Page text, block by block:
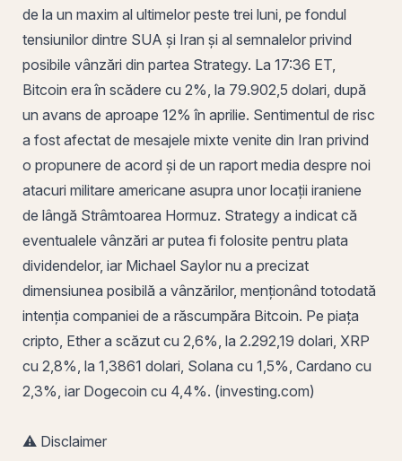
de la un maxim al ultimelor peste trei luni, pe fondul
tensiunilor dintre SUA și Iran și al semnalelor privind
posibile vânzări din partea Strategy. La 17:36 ET,
Bitcoin era în scădere cu 2%, la 79.902,5 dolari, după
un avans de aproape 12% în aprilie. Sentimentul de risc
a fost afectat de mesajele mixte venite din Iran privind
o propunere de acord și de un raport media despre noi
atacuri militare americane asupra unor locații iraniene
de lângă Strâmtoarea Hormuz. Strategy a indicat că
eventualele vânzări ar putea fi folosite pentru plata
dividendelor, iar Michael Saylor nu a precizat
dimensiunea posibilă a vânzărilor, menționând totodată
intenția companiei de a răscumpăra Bitcoin. Pe piața
cripto, Ether a scăzut cu 2,6%, la 2.292,19 dolari, XRP
cu 2,8%, la 1,3861 dolari, Solana cu 1,5%, Cardano cu
2,3%, iar Dogecoin cu 4,4%. (investing.com)
⚠️ Disclaimer